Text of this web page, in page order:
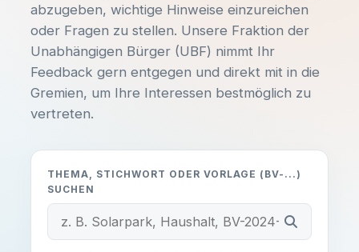
abzugeben, wichtige Hinweise einzureichen
oder Fragen zu stellen. Unsere Fraktion der
Unabhängigen Bürger (UBF) nimmt Ihr
Feedback gern entgegen und direkt mit in die
Gremien, um Ihre Interessen bestmöglich zu
vertreten.
THEMA, STICHWORT ODER VORLAGE (BV-...)
SUCHEN
-
Beschreibung:
Hast du Ideen oder Anliegen?
Egal ob du dich aktiv einbringen
möchtest, Fragen zu unseren
Themen hast oder einfach nur ein
lokales Problem melden willst –
info@ub-fiwa.de